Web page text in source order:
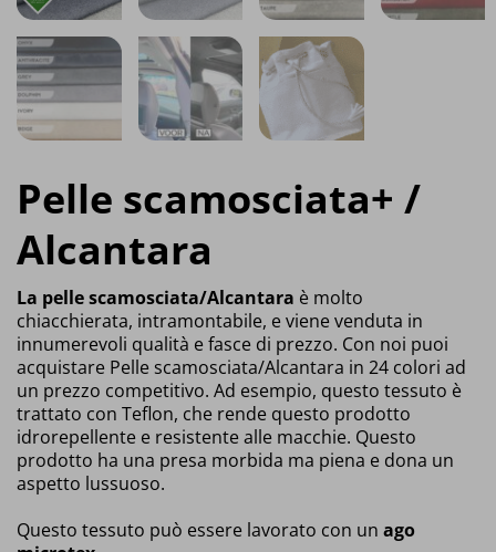
Pelle scamosciata+ /
Alcantara
La pelle scamosciata/Alcantara è molto
chiacchierata, intramontabile, e viene venduta in
innumerevoli qualità e fasce di prezzo. Con noi puoi
acquistare Pelle scamosciata/Alcantara in 24 colori ad
un prezzo competitivo. Ad esempio, questo tessuto è
trattato con Teflon, che rende questo prodotto
idrorepellente e resistente alle macchie. Questo
prodotto ha una presa morbida ma piena e dona un
aspetto lussuoso.
Questo tessuto può essere lavorato con un ago